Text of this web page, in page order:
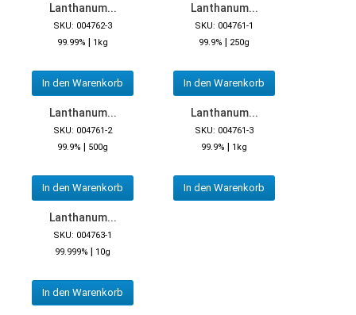
Lanthanum...
SKU: 004762-3
99.99% | 1kg
In den Warenkorb
Lanthanum...
SKU: 004761-1
99.9% | 250g
In den Warenkorb
Lanthanum...
SKU: 004761-2
99.9% | 500g
In den Warenkorb
Lanthanum...
SKU: 004761-3
99.9% | 1kg
In den Warenkorb
Lanthanum...
SKU: 004763-1
99.999% | 10g
In den Warenkorb